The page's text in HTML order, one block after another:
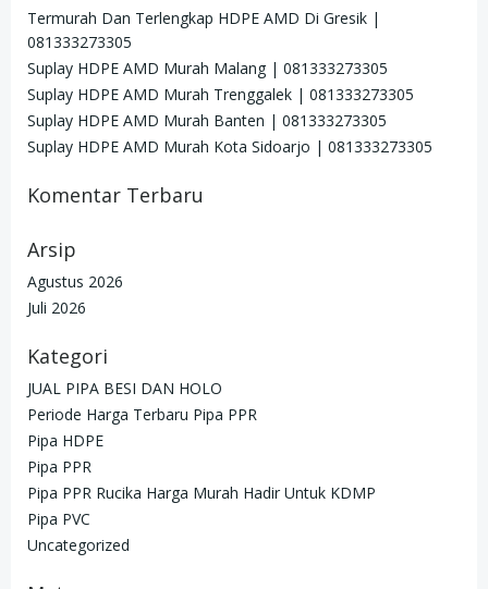
Termurah Dan Terlengkap HDPE AMD Di Gresik |
081333273305
Suplay HDPE AMD Murah Malang | 081333273305
Suplay HDPE AMD Murah Trenggalek | 081333273305
Suplay HDPE AMD Murah Banten | 081333273305
Suplay HDPE AMD Murah Kota Sidoarjo | 081333273305
Komentar Terbaru
Arsip
Agustus 2026
Juli 2026
Kategori
JUAL PIPA BESI DAN HOLO
Periode Harga Terbaru Pipa PPR
Pipa HDPE
Pipa PPR
Pipa PPR Rucika Harga Murah Hadir Untuk KDMP
Pipa PVC
Uncategorized